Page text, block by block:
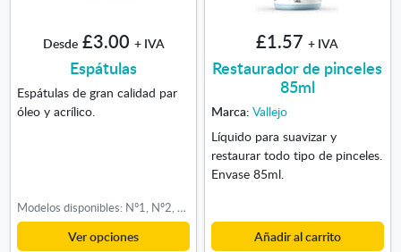
Desde £3.00 + IVA
Espátulas
Espátulas de gran calidad par
óleo y acrílico.
Modelos disponibles: Nº1, Nº2, Nº3, Nº4, Nº5, Nº6, Nº8
Ver opciones
£1.57 + IVA
Restaurador de pinceles
85ml
Marca: Vallejo
Líquido para suavizar y
restaurar todo tipo de pinceles.
Envase 85ml.
Añadir al carrito